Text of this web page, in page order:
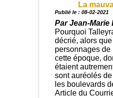
La
Publié le : 08-02-2021
Par Jean-Marie
Pourquoi
décrié, alors que
personnages
cette époque,
étaient
sont auréolés
les boulevards
Article du